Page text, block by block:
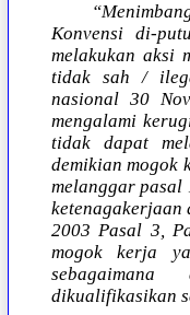
Konvensi di-
melakukan aksi
tidak sah /
nasional 30
mengalami
tidak dapat
demikian mogok
melanggar pasal
ketenagakerjaan
2003 Pasal 3,
mogok kerja
dikualifikasikan